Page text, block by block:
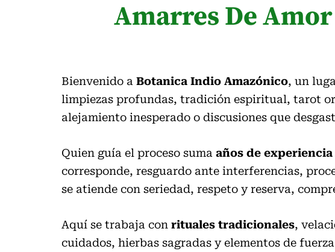
Amarres De
Bienvenido a Botanica Indio Amazónico, un
limpiezas profundas, tradición espiritual, tarot
alejamiento inesperado o discusiones que
Quien guía el proceso suma años de experiencia
corresponde, resguardo ante interferencias,
se atiende con seriedad, respeto y reserva,
Aquí se trabaja con rituales tradicionales,
cuidados, hierbas sagradas y elementos de